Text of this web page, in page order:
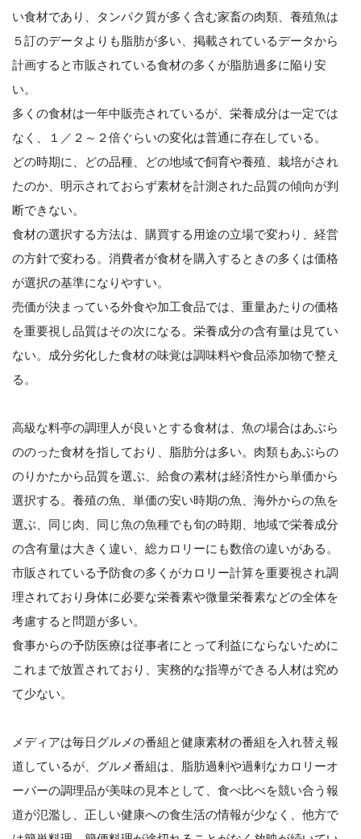
い食材であり、タンパク質が多く含む家畜の肉類、養殖魚は
５訂のデータよりも脂肪が多い、掲載されているデータから
計画すると市販されている食材の多くが脂肪過多に陥り安
い。
多くの食材は一年中販売されているが、栄養成分は一定では
なく、１／２～２倍ぐらいの変化は普通に存在している。
どの時期に、どの品種、どの地域で飼育や養殖、栽培がされ
たのか、明示されておらず素材を計測された品質の傾向が判
断できない。
食材の選択する方法は、購買する用途の立場で変わり、経営
の方針で変わる。消費者が食材を購入するときの多くは価格
が選択の基準になりやすい。
売価が決まっている外食や加工食品では、重量あたりの価格
を重要視し品質はその次になる。栄養成分の含有量は見てい
ない。成分劣化した食材の味覚は調味料や食品添加物で整え
る。
高級な料亭の調理人が良いとする食材は、魚の場合はあぶら
ののった食材を指しており、脂肪分は多い。肉類もあぶらの
のりかたから品質を選ぶ、給食の素材は経済性から単価から
選択する。養殖の魚、単価の安い時期の魚、海外からの魚を
選ぶ、同じ肉、同じ魚の魚種でも旬の時期、地域で栄養成分
の含有量は大きく違い、総カロリーにも数倍の違いがある。
市販されている予防食の多くがカロリー計算を重要視され調
理されており身体に必要な栄養素や微量栄養素などの全体を
考慮すると問題が多い。
食事からの予防医療は従事者にとって利益にならないために
これまで放置されており、実務的な指導ができる人材は究め
て少ない。
メディアは毎日グルメの番組と健康素材の番組を入れ替え報
道しているが、グルメ番組は、脂肪過剰や過剰なカロリーオ
ーバーの調理品が美味の見本として、食べ比べを競い合う報
道が氾濫し、正しい健康への食生活の情報が少なく、他方で